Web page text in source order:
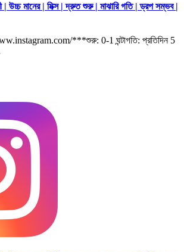
মানের | মিক্স | দ্রুত শুরু | মাঝারি গতি | ড্রপ সম্ভব |
***শুরু: 0-1 ঘন্টাগতি: প্রতিদিন 5